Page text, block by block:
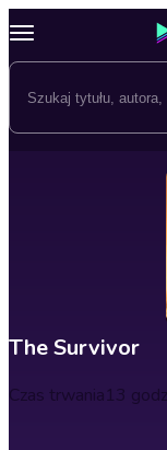
The Survivor
Czas trwania13